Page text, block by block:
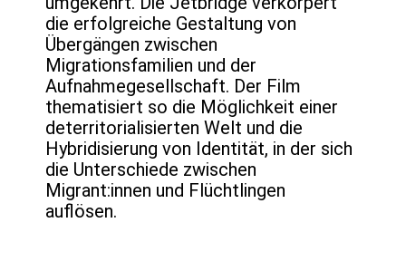
die erfolgreiche Gestaltung von
Übergängen zwischen
Migrationsfamilien und der
Aufnahmegesellschaft. Der Film
thematisiert so die Möglichkeit einer
deterritorialisierten Welt und die
Hybridisierung von Identität, in der sich
die Unterschiede zwischen
Migrant:innen und Flüchtlingen
auflösen.